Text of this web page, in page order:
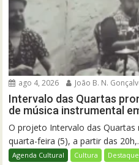
ago 4, 2026 João B. N.
Intervalo das Quartas
de música instrumental
O projeto Intervalo das Quartas
quarta-feira (5), a partir das
Agenda Cultural Cultura Destaque